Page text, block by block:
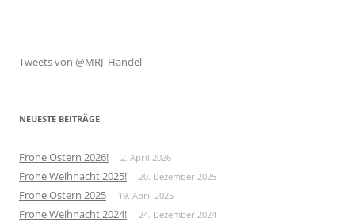
Tweets von @MRJ_Handel
NEUESTE BEITRÄGE
Frohe Ostern 2026! 2. April 2026
Frohe Weihnacht 2025! 20. Dezember 2025
Frohe Ostern 2025 19. April 2025
Frohe Weihnacht 2024! 24. Dezember 2024